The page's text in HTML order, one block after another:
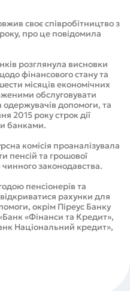
своє співробітництво з
про це повідомила
розглянула висновки
фінансового стану та
місяців економічних
обслуговувати
одержувачів допомоги, та
2015 року строк дії
банками.
комісія проаналізувала
пенсій та грошової
законодавства.
пенсіонерів та
рахунки для
окрім Піреус Банку
«Фінанси та Кредит»,
Національний кредит»,